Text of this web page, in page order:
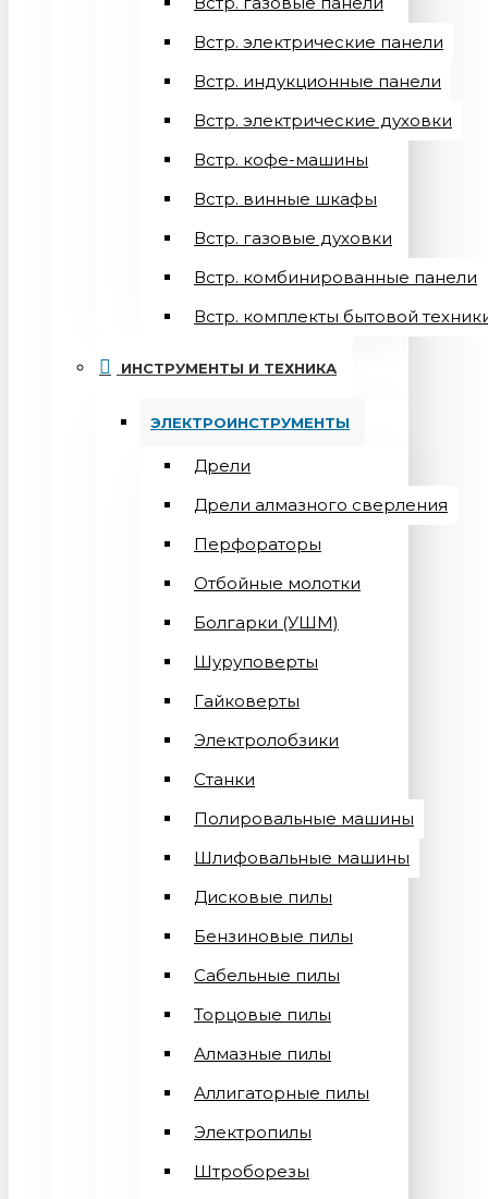
Встр. электрические панели
Встр. индукционные панели
Встр. электрические духовки
Встр. кофе-машины
Встр. винные шкафы
Встр. газовые духовки
Встр. комбинированные панели
Встр. комплекты бытовой
ИНСТРУМЕНТЫ И ТЕХНИКА
ЭЛЕКТРОИНСТРУМЕНТЫ
Дрели
Дрели алмазного сверления
Перфораторы
Отбойные молотки
Болгарки (УШМ)
Шуруповерты
Гайковерты
Электролобзики
Станки
Полировальные машины
Шлифовальные машины
Дисковые пилы
Бензиновые пилы
Сабельные пилы
Торцовые пилы
Алмазные пилы
Аллигаторные пилы
Электропилы
Штроборезы